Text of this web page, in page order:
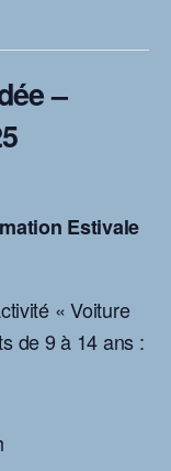
–
Estivale
« Voiture
de 9 à 14 ans :